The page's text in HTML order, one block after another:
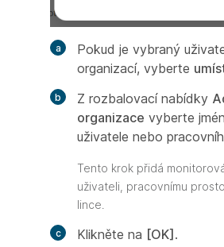
Pokud je vybraný
organizací, vyberte
Z rozbalovací nabídky
organizace vyberte
uživatele nebo
Tento krok přidá
uživateli, pracovnímu
lince.
Klikněte na [OK] .